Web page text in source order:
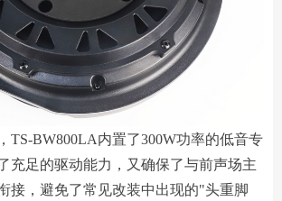
TS-BW800LA内置了300W功率的低音专
充足的驱动能力，又确保了与前声场主
接，避免了常见改装中出现的"头重脚